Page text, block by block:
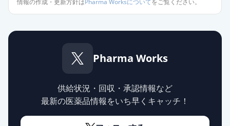
情報の作成・更新方針はPharma Worksについてをご覧ください。
Pharma Works
供給状況・回収・承認情報など
最新の医薬品情報をいち早くキャッチ！